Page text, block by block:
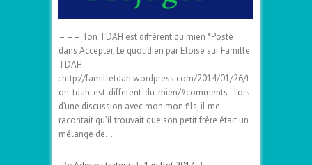
– – – Ton TDAH est différent du mien *Posté
dans Accepter, Le quotidien par Eloïse sur Famille
TDAH
: http://familletdah.wordpress.com/2014/01/26/t
on-tdah-est-different-du-mien/#comments Lors
d’une discussion avec mon mon fils, il me
racontait qu’il trouvait que son petit frère était un
mélange de…